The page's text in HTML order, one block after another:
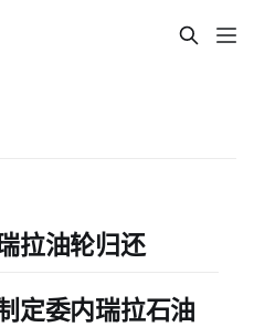
拉油轮归还
定委内瑞拉石油